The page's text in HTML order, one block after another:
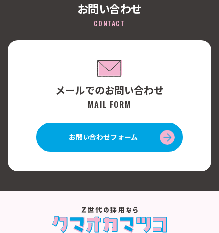
お問い合わせ
CONTACT
メールでのお問い合わせ
MAIL FORM
お問い合わせフォーム